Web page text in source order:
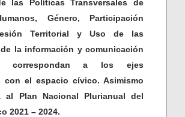
las Políticas Transversales de
Género, Participación
Territorial y Uso de las
la información y comunicación
correspondan a los ejes
con el espacio cívico. Asimismo
al Plan Nacional Plurianual del
2021 – 2024.